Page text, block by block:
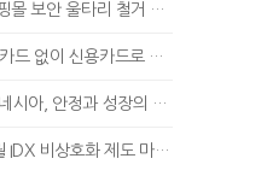
리 철거 요청…"치안 문제없다"
이 신용카드로 바로 탄다
, 안정과 성장의 시험대
제도 마련…주식회사 전환 본격화